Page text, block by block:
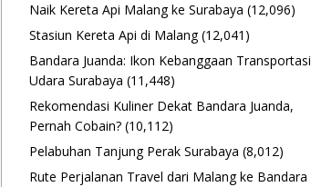
Naik Kereta Api Malang ke Surabaya (12,096)
Stasiun Kereta Api di Malang (12,041)
Bandara Juanda: Ikon Kebanggaan Transportasi
Udara Surabaya (11,448)
Rekomendasi Kuliner Dekat Bandara Juanda,
Pernah Cobain? (10,112)
Pelabuhan Tanjung Perak Surabaya (8,012)
Rute Perjalanan Travel dari Malang ke Bandara